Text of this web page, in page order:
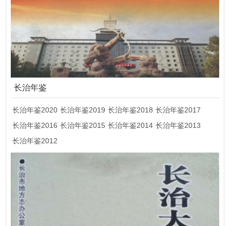
长治年鉴
长治年鉴2020 长治年鉴2019 长治年鉴2018 长治年鉴2017
长治年鉴2016 长治年鉴2015 长治年鉴2014 长治年鉴2013
长治年鉴2012